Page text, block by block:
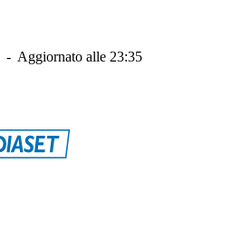
- Aggiornato alle 23:35